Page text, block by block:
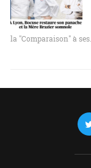
la "Comparaison" à ses…